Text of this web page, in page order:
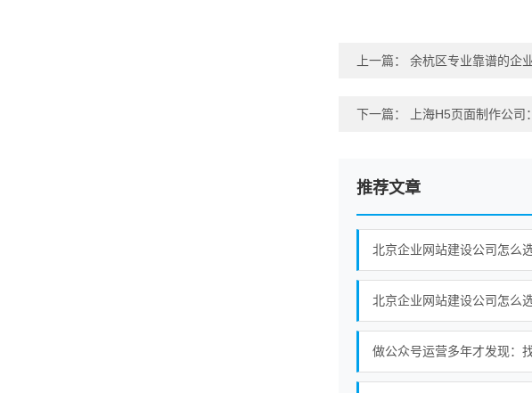
上一篇： 余杭区专业靠谱的企
下一篇： 上海H5页面制作公
推荐文章
北京企业网站建设公司怎么
北京企业网站建设公司怎么